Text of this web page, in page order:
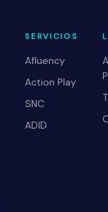
SERVICIOS
Afluency
Action Play
SNC
ADID